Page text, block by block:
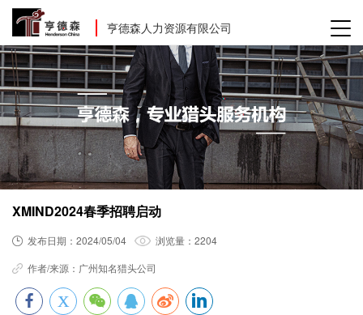
亨德森人力资源有限公司
XMIND2024春季招聘启动
发布日期： 2024/05/04 浏览量： 2204
作者/来源： 广州知名猎头公司